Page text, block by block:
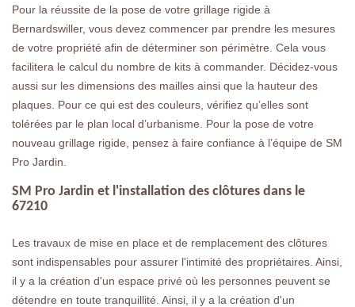
Pour la réussite de la pose de votre grillage rigide à
Bernardswiller, vous devez commencer par prendre les mesures
de votre propriété afin de déterminer son périmètre. Cela vous
facilitera le calcul du nombre de kits à commander. Décidez-vous
aussi sur les dimensions des mailles ainsi que la hauteur des
plaques. Pour ce qui est des couleurs, vérifiez qu’elles sont
tolérées par le plan local d’urbanisme. Pour la pose de votre
nouveau grillage rigide, pensez à faire confiance à l’équipe de SM
Pro Jardin.
SM Pro Jardin et l'installation des clôtures dans le
67210
Les travaux de mise en place et de remplacement des clôtures
sont indispensables pour assurer l'intimité des propriétaires. Ainsi,
il y a la création d'un espace privé où les personnes peuvent se
détendre en toute tranquillité. Ainsi, il y a la création d'un